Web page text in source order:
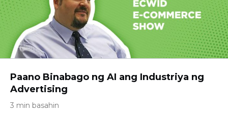
Paano Binabago ng AI ang Industriya ng
Advertising
3 min basahin